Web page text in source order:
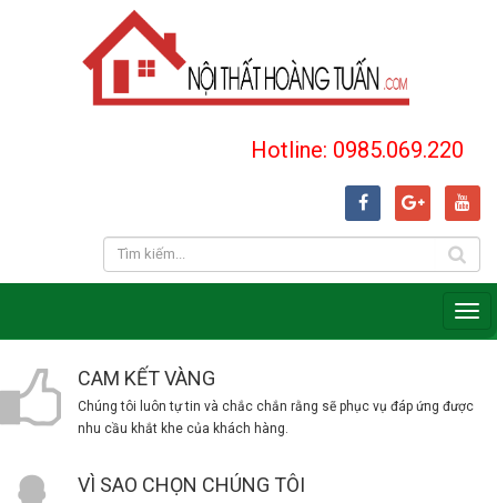
Hotline: 0985.069.220
CAM KẾT VÀNG
Chúng tôi luôn tự tin và chắc chắn rằng sẽ phục vụ đáp ứng được
nhu cầu khắt khe của khách hàng.
VÌ SAO CHỌN CHÚNG TÔI